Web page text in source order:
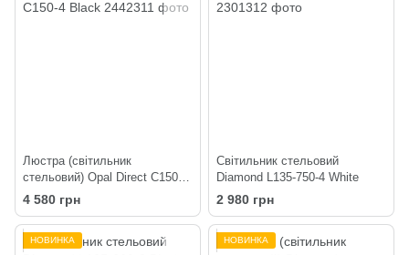
Люстра (світильник
стельовий) Opal Direct C150-4
Black
4 580 грн
Світильник стельовий
Diamond L135-750-4 White
2 980 грн
НОВИНКА НОВИНКА